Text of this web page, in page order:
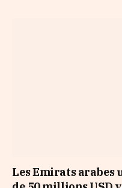
Les Emirats